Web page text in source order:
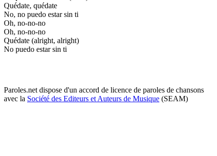
Quédate, quédate
No, no puedo estar sin ti
Oh, no-no-no
Oh, no-no-no
Quédate (alright, alright)
No puedo estar sin ti
Paroles.net dispose d'un accord de licence de paroles de chansons
avec la Société des Editeurs et Auteurs de Musique (SEAM)